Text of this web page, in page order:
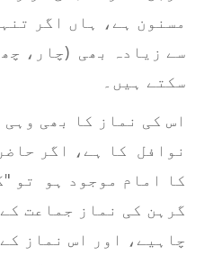
مسنون ہے، ہاں اگر
سے زیادہ بھی (چار،
سکتے ہیں۔
اس کی نماز کا بھی
نوافل کا ہے، اگر
کا امام موجود ہو تو
گرہن کی نماز جماعت
چاہیے، اور اس نماز